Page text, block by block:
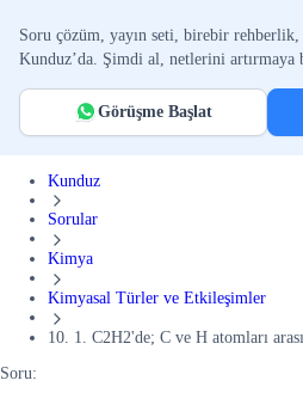
Soru çözüm, yayın seti, birebir rehberlik,
Kunduz’da. Şimdi al, netlerini artırmaya
Görüşme Başlat
Kunduz
Sorular
Kimya
Kimyasal Türler ve Etkileşimler
10. 1. C2H2'de; C ve H atomları
Soru: